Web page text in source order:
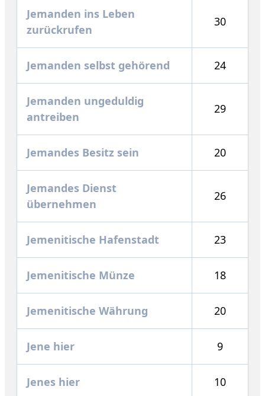
Jemanden ins Leben
zurückrufen
30
Jemanden selbst gehörend 24
Jemanden ungeduldig
antreiben
29
Jemandes Besitz sein 20
Jemandes Dienst
übernehmen
26
Jemenitische Hafenstadt 23
Jemenitische Münze 18
Jemenitische Währung 20
Jene hier 9
Jenes hier 10